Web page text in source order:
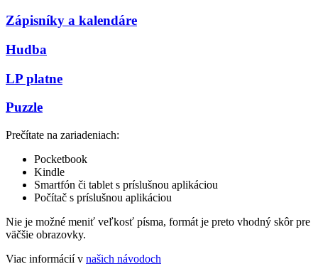
Zápisníky a kalendáre
Hudba
LP platne
Puzzle
Prečítate na zariadeniach:
Pocketbook
Kindle
Smartfón či tablet s príslušnou aplikáciou
Počítač s príslušnou aplikáciou
Nie je možné meniť veľkosť písma, formát je preto vhodný skôr pre
väčšie obrazovky.
Viac informácií v našich návodoch